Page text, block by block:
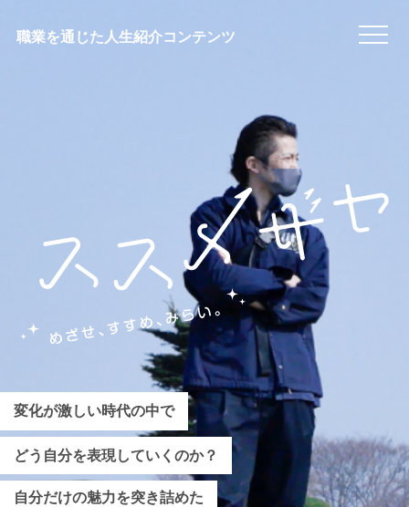
職業を通じた人生紹介コンテンツ
変化が激しい時代の中で
どう自分を表現していくのか？
自分だけの魅力を突き詰めた